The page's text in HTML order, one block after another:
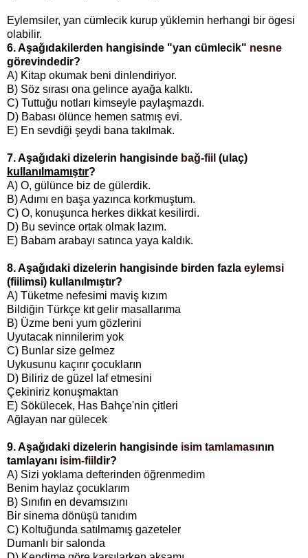
Eylemsiler, yan cümlecik kurup yüklemin herhangi bir ögesi
olabilir.
6. Aşağıdakilerden hangisinde "yan cümlecik" nesne
görevindedir?
A) Kitap okumak beni dinlendiriyor.
B) Söz sırası ona gelince ayağa kalktı.
C) Tuttuğu notları kimseyle paylaşmazdı.
D) Babası ölünce hemen satmış evi.
E) En sevdiği şeydi bana takılmak.
7. Aşağıdaki dizelerin hangisinde bağ-fiil (ulaç)
kullanılmamıştır?
A) O, gülünce biz de gülerdik.
B) Adımı en başa yazınca korkmuştum.
C) O, konuşunca herkes dikkat kesilirdi.
D) Bu sevince ortak olmak lazım.
E) Babam arabayı satınca yaya kaldık.
8. Aşağıdaki dizelerin hangisinde birden fazla eylemsi
(fiilimsi) kullanılmıştır?
A) Tüketme nefesimi maviş kızım
Bildiğin Türkçe kıt gelir masallarıma
B) Üzme beni yum gözlerini
Uyutacak ninnilerim yok
C) Bunlar size gelmez
Uykusunu kaçırır çocukların
D) Biliriz de güzel laf etmesini
Çekiniriz konuşmaktan
E) Sökülecek, Has Bahçe'nin çitleri
Ağlayan nar gülecek
9. Aşağıdaki dizelerin hangisinde isim tamlamasının
tamlayanı isim-fiil dir?
A) Sizi yoklama defterinden öğrenmedim
Benim haylaz çocuklarım
B) Sınıfın en devamsızını
Bir sinema dönüşü tanıdım
C) Koltuğunda satılmamış gazeteler
Dumanlı bir salonda